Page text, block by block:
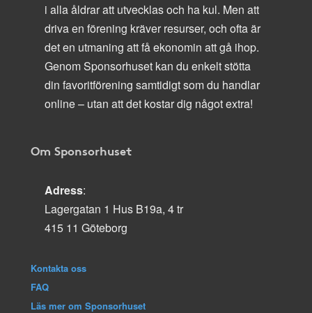
i alla åldrar att utvecklas och ha kul. Men att
driva en förening kräver resurser, och ofta är
det en utmaning att få ekonomin att gå ihop.
Genom Sponsorhuset kan du enkelt stötta
din favoritförening samtidigt som du handlar
online – utan att det kostar dig något extra!
Om Sponsorhuset
Adress:
Lagergatan 1 Hus B19a, 4 tr
415 11 Göteborg
Kontakta oss
FAQ
Läs mer om Sponsorhuset